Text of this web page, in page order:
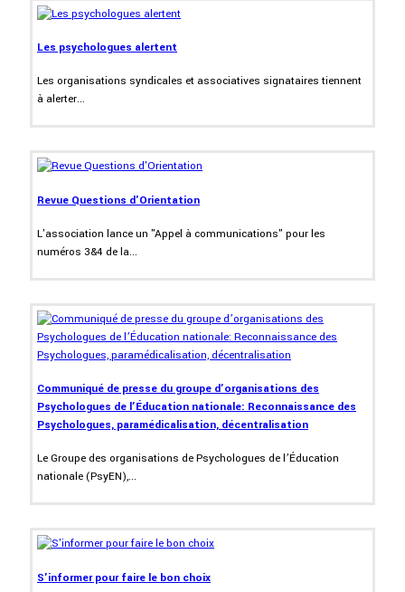
Les psychologues alertent
Les organisations syndicales et associatives signataires tiennent
à alerter...
Revue Questions d'Orientation
L'association lance un "Appel à communications" pour les
numéros 3&4 de la...
Communiqué de presse du groupe d’organisations des
Psychologues de l’Éducation nationale: Reconnaissance des
Psychologues, paramédicalisation, décentralisation
Le Groupe des organisations de Psychologues de l’Éducation
nationale (PsyEN),...
S'informer pour faire le bon choix